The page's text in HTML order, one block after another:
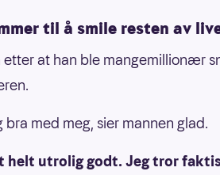
til å smile resten av
etter at han ble mangemillionær
bra med meg, sier mannen glad.
helt utrolig godt. Jeg tror